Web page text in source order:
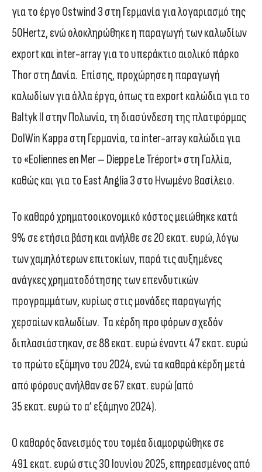
για το έργο Ostwind 3 στη Γερμανία για λογαριασμό της
50Hertz, ενώ ολοκληρώθηκε η παραγωγή των καλωδίων
export και inter-array για το υπεράκτιο αιολικό πάρκο
Thor στη Δανία. Επίσης, προχώρησε η παραγωγή
καλωδίων για άλλα έργα, όπως τα export καλώδια για το
Baltyk II στην Πολωνία, τη διασύνδεση της πλατφόρμας
DolWin Kappa στη Γερμανία, τα inter-array καλώδια για
το «Eoliennes en Mer – Dieppe Le Tréport» στη Γαλλία,
καθώς και για το East Anglia 3 στο Ηνωμένο Βασίλειο.
Το καθαρό χρηματοοικονομικό κόστος μειώθηκε κατά
9% σε ετήσια βάση και ανήλθε σε 20 εκατ. ευρώ, λόγω
των χαμηλότερων επιτοκίων, παρά τις αυξημένες
ανάγκες χρηματοδότησης των επενδυτικών
προγραμμάτων, κυρίως στις μονάδες παραγωγής
χερσαίων καλωδίων. Τα κέρδη προ φόρων σχεδόν
διπλασιάστηκαν, σε 88 εκατ. ευρώ έναντι 47 εκατ. ευρώ
το πρώτο εξάμηνο του 2024, ενώ τα καθαρά κέρδη μετά
από φόρους ανήλθαν σε 67 εκατ. ευρώ (από
35 εκατ. ευρώ το α’ εξάμηνο 2024).
Ο καθαρός δανεισμός του τομέα διαμορφώθηκε σε
491 εκατ. ευρώ στις 30 Ιουνίου 2025, επηρεασμένος από